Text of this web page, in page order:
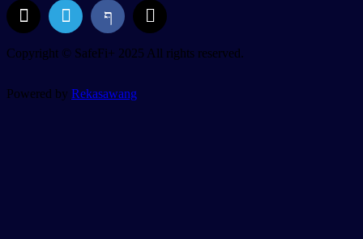
Copyright © SafeFi+ 2025 All rights reserved.
Powered by Rekasawang